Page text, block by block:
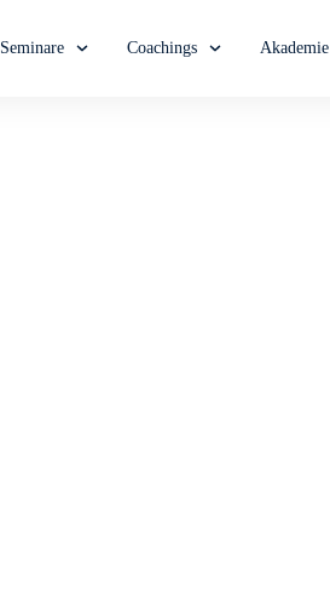
Seminare Coachings Akademie